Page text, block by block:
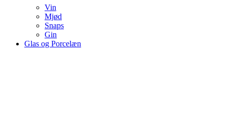
Vin
Mjød
Snaps
Gin
Glas og Porcelæn